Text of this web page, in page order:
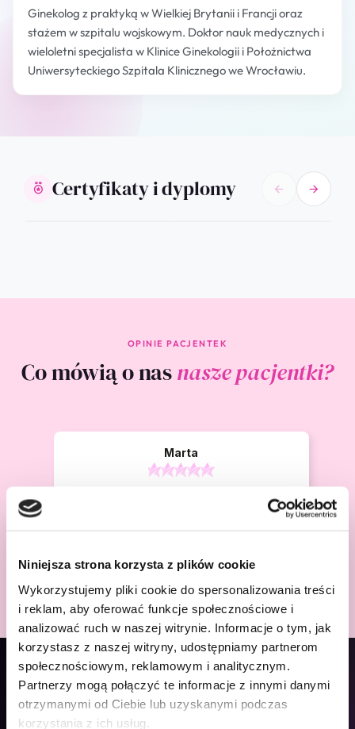
Niniejsza strona korzysta z plików cookie
Wykorzystujemy pliki cookie do spersonalizowania treści
i reklam, aby oferować funkcje społecznościowe i
analizować ruch w naszej witrynie. Informacje o tym, jak
korzystasz z naszej witryny, udostępniamy partnerom
społecznościowym, reklamowym i analitycznym.
Partnerzy mogą połączyć te informacje z innymi danymi
otrzymanymi od Ciebie lub uzyskanymi podczas
korzystania z ich usług.
Ginekolog z praktyką w Wielkiej Brytanii i Francji oraz
stażem w szpitalu wojskowym. Doktor nauk medycznych i
wieloletni specjalista w Klinice Ginekologii i Położnictwa
Uniwersyteckiego Szpitala Klinicznego we Wrocławiu.
Certyfikaty i dyplomy
OPINIE PACJENTEK
Co mówią o nasnasze pacjentki?
Marta
kadra. Obsługa FemiMea jest naprawdę
wczoraj
REFUNDACJA NFZ 2026
Badania prenatalne